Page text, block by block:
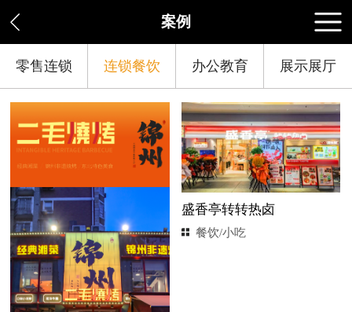
案例
零售连锁 连锁餐饮 办公教育 展示展厅
盛香亭转转热卤
餐饮/小吃